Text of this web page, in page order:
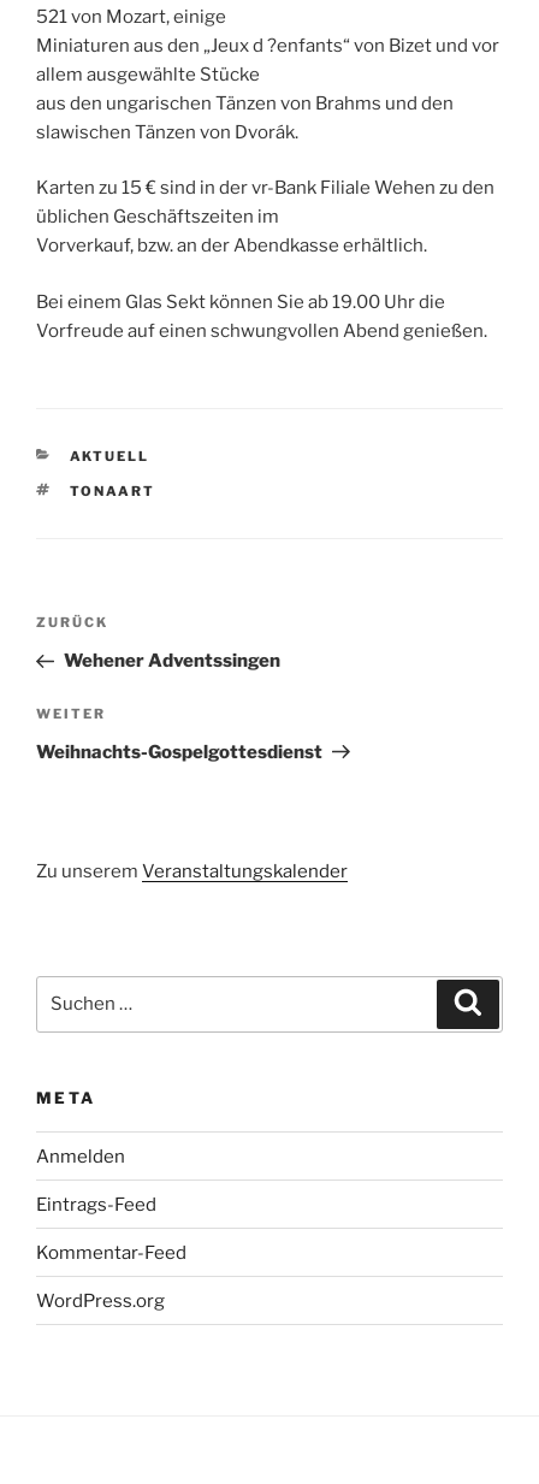
521 von Mozart, einige
Miniaturen aus den „Jeux d ?enfants“ von Bizet und vor
allem ausgewählte Stücke
aus den ungarischen Tänzen von Brahms und den
slawischen Tänzen von Dvorák.
Karten zu 15 € sind in der vr-Bank Filiale Wehen zu den
üblichen Geschäftszeiten im
Vorverkauf, bzw. an der Abendkasse erhältlich.
Bei einem Glas Sekt können Sie ab 19.00 Uhr die
Vorfreude auf einen schwungvollen Abend genießen.
KATEGORIEN
AKTUELL
SCHLAGWÖRTER
TONAART
Beitragsnavigation
Vorheriger
Beitrag
ZURÜCK
Wehener Adventssingen
Nächster
Beitrag
WEITER
Weihnachts-Gospelgottesdienst
Zu unserem Veranstaltungskalender
nach:
META
Anmelden
Eintrags-Feed
Kommentar-Feed
WordPress.org